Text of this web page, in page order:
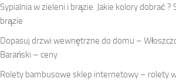
Sypialnia w zieleni i brązie. Jakie kolory dobrać ?
brązie
Dopasuj drzwi wewnętrzne do domu –
Barański – ceny
Rolety bambusowe sklep internetowy – rolety